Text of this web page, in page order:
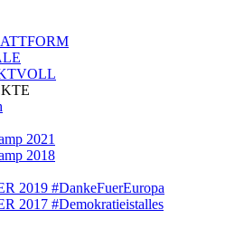
2021
2018
2019 #DankeFuerEuropa
2017 #Demokratieistalles